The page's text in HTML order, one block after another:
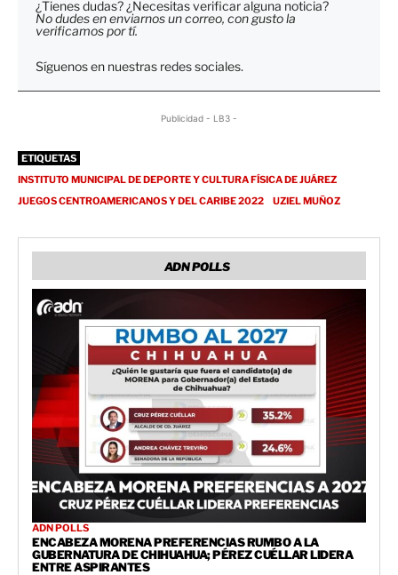
¿Tienes dudas? ¿Necesitas verificar alguna noticia?
No dudes en enviarnos un correo, con gusto la
verificamos por tí.
Síguenos en nuestras redes sociales.
Publicidad - LB3 -
ETIQUETAS
INSTITUTO MUNICIPAL DE DEPORTE Y CULTURA FÍSICA DE JUÁREZ
JUEGOS CENTROAMERICANOS Y DEL CARIBE 2022
UZIEL MUÑOZ
ADN POLLS
ADN POLLS
ENCABEZA MORENA PREFERENCIAS RUMBO A LA
GUBERNATURA DE CHIHUAHUA; PÉREZ CUÉLLAR LIDERA
ENTRE ASPIRANTES